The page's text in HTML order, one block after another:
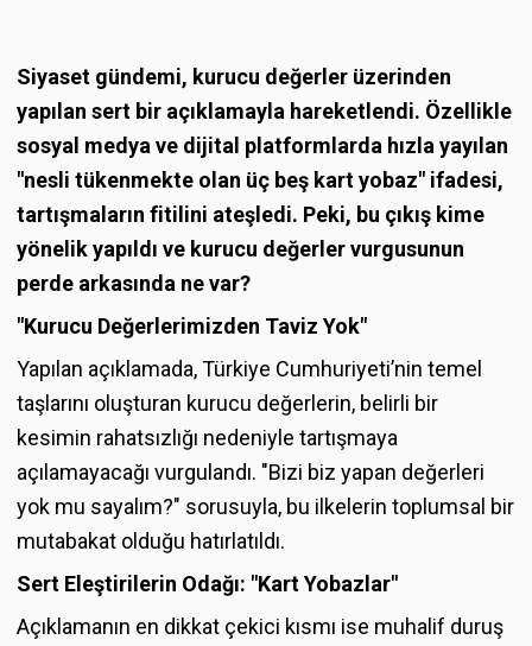
Siyaset gündemi, kurucu değerler üzerinden
yapılan sert bir açıklamayla hareketlendi. Özellikle
sosyal medya ve dijital platformlarda hızla yayılan
"nesli tükenmekte olan üç beş kart yobaz" ifadesi,
tartışmaların fitilini ateşledi. Peki, bu çıkış kime
yönelik yapıldı ve kurucu değerler vurgusunun
perde arkasında ne var?
"Kurucu Değerlerimizden Taviz Yok"
Yapılan açıklamada, Türkiye Cumhuriyeti’nin temel
taşlarını oluşturan kurucu değerlerin, belirli bir
kesimin rahatsızlığı nedeniyle tartışmaya
açılamayacağı vurgulandı. "Bizi biz yapan değerleri
yok mu sayalım?" sorusuyla, bu ilkelerin toplumsal bir
mutabakat olduğu hatırlatıldı.
Sert Eleştirilerin Odağı: "Kart Yobazlar"
Açıklamanın en dikkat çekici kısmı ise muhalif duruş